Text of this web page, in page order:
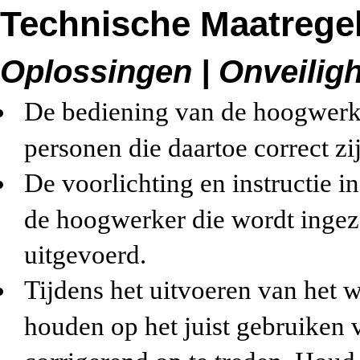
Technische
Oplossingen |
De bediening van de
personen die daartoe correct
De voorlichting en instructie
de hoogwerker die wordt
uitgevoerd.
Tijdens het uitvoeren van het
houden op het juist gebruiken